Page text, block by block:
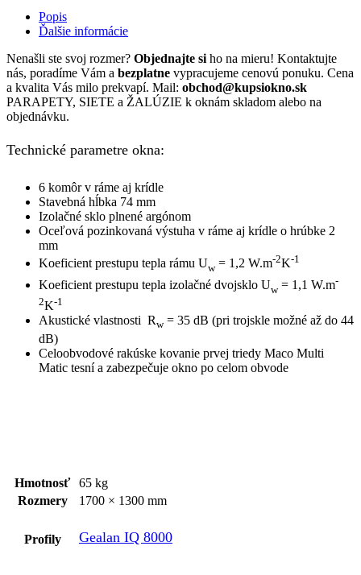
Popis
Ďalšie informácie
Nenašli ste svoj rozmer? Objednajte si ho na mieru! Kontaktujte
nás, poradíme Vám a bezplatne vypracujeme cenovú ponuku. Cena
a kvalita Vás milo prekvapí. Mail: obchod@kupsiokno.sk
PARAPETY, SIETE a ŽALÚZIE k oknám skladom alebo na
objednávku.
Technické parametre okna:
6 komôr v ráme aj krídle
Stavebná hĺbka 74 mm
Izolačné sklo plnené argónom
Oceľová pozinkovaná výstuha v ráme aj krídle o hrúbke 2
mm
Koeficient prestupu tepla rámu Uw = 1,2 W.m-2K-1
Koeficient prestupu tepla izolačné dvojsklo Uw = 1,1 W.m-
2K-1
Akustické vlastnosti Rw= 35 dB (pri trojskle možné až do 44
dB)
Celoobvodové rakúske kovanie prvej triedy Maco Multi
Matic tesní a zabezpečuje okno po celom obvode
Hmotnosť
65 kg
Rozmery
1700 × 1300 mm
Profily Gealan IQ 8000